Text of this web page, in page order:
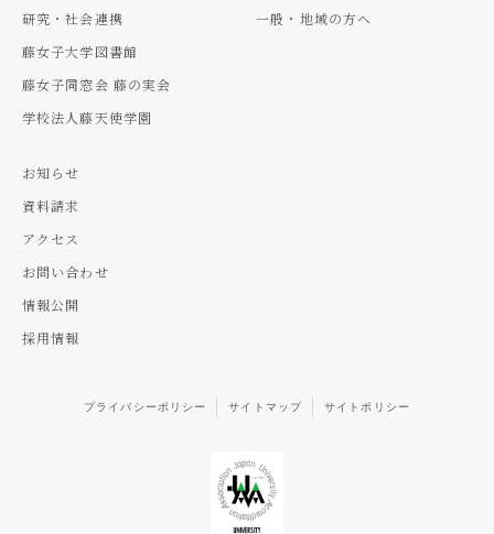
研究・社会連携
藤女子大学図書館
藤女子同窓会 藤の実会
学校法人藤天使学園
一般・地域の方へ
お知らせ
資料請求
アクセス
お問い合わせ
情報公開
採用情報
プライバシーポリシー サイトマップ サイトポリシー